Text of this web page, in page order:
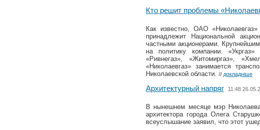
Кто решит проблемы
Как известно, ОАО
принадлежит Национальной
частными акционерами.
на политику компании.
«Ривнегаз», «Житомиргаз»,
«Николаевгаз» занимается
Николаевской области. // докладніше
Архитектурный напряг 11:48
В нынешнем месяце мэр
архитектора города Олега
всеуслышание заявил, что этот